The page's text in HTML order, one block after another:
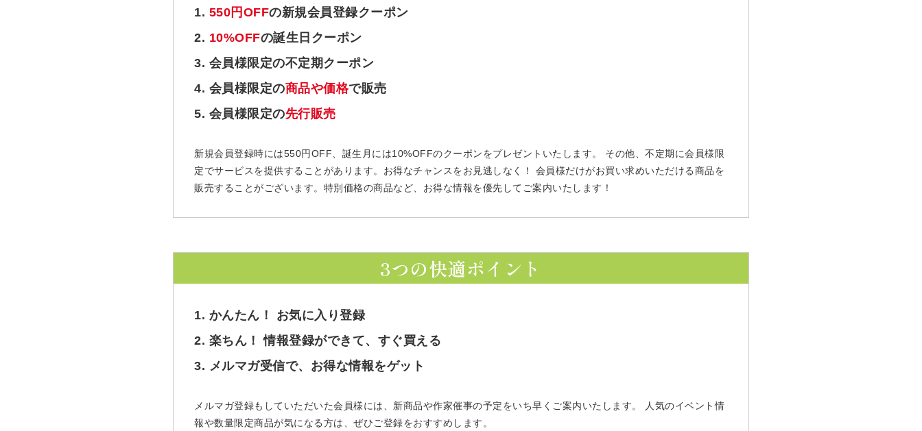
1. 550円OFFの新規会員登録クーポン
2. 10%OFFの誕生日クーポン
3. 会員様限定の不定期クーポン
4. 会員様限定の商品や価格で販売
5. 会員様限定の先行販売
新規会員登録時には550円OFF、誕生月には10%OFFのクーポンをプレゼントいたします。 その他、不定期に会員様限
定でサービスを提供することがあります。お得なチャンスをお見逃しなく！ 会員様だけがお買い求めいただける商品を
販売することがございます。特別価格の商品など、お得な情報を優先してご案内いたします！
3つの快適ポイント
1. かんたん！ お気に入り登録
2. 楽ちん！ 情報登録ができて、すぐ買える
3. メルマガ受信で、お得な情報をゲット
メルマガ登録もしていただいた会員様には、新商品や作家催事の予定をいち早くご案内いたします。 人気のイベント情
報や数量限定商品が気になる方は、ぜひご登録をおすすめします。